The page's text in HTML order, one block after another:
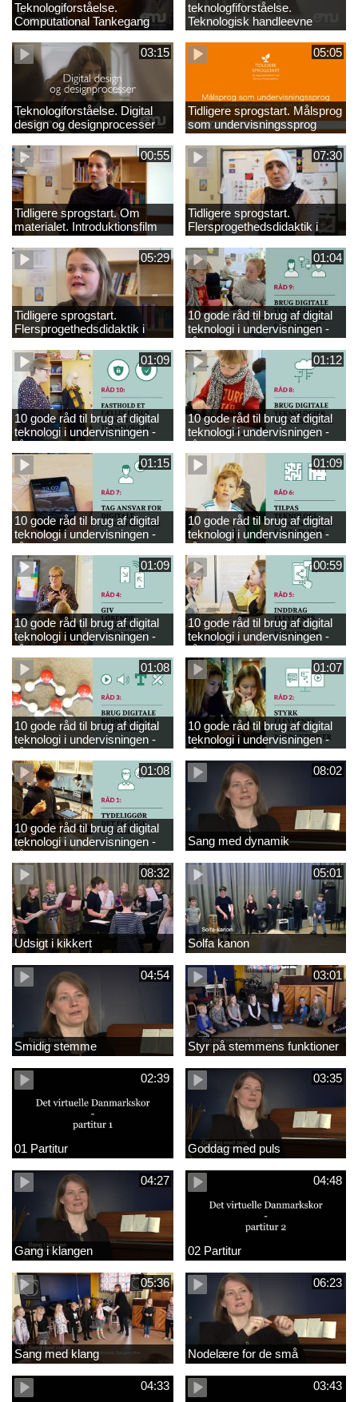
Teknologiforståelse.
Computational Tankegang
teknologfiforståelse.
Teknologisk handleevne
03:15
Teknologiforståelse. Digital
design og designprocesser
05:05
Tidligere sprogstart. Målsprog
som undervisningssprog
00:55
Tidligere sprogstart. Om
materialet. Introduktionsfilm
07:30
Tidligere sprogstart.
Flersprogethedsdidaktik i
fransk og tysk
05:29
Tidligere sprogstart.
Flersprogethedsdidaktik i
engelsk
01:04
10 gode råd til brug af digital
teknologi i undervisningen -
råd 9
01:09
10 gode råd til brug af digital
teknologi i undervisningen -
råd 10
01:12
10 gode råd til brug af digital
teknologi i undervisningen -
råd 8
01:15
10 gode råd til brug af digital
teknologi i undervisningen -
råd 7
01:09
10 gode råd til brug af digital
teknologi i undervisningen -
råd 6
01:09
10 gode råd til brug af digital
teknologi i undervisningen -
råd 4
00:59
10 gode råd til brug af digital
teknologi i undervisningen -
råd 5
01:08
10 gode råd til brug af digital
teknologi i undervisningen -
råd 3
01:07
10 gode råd til brug af digital
teknologi i undervisningen -
råd 2
01:08
10 gode råd til brug af digital
teknologi i undervisningen -
råd 1
08:02
Sang med dynamik
08:32
Udsigt i kikkert
05:01
Solfa kanon
04:54
Smidig stemme
03:01
Styr på stemmens funktioner
02:39
01 Partitur
03:35
Goddag med puls
04:27
Gang i klangen
04:48
02 Partitur
05:36
Sang med klang
06:23
Nodelære for de små
04:33 03:43